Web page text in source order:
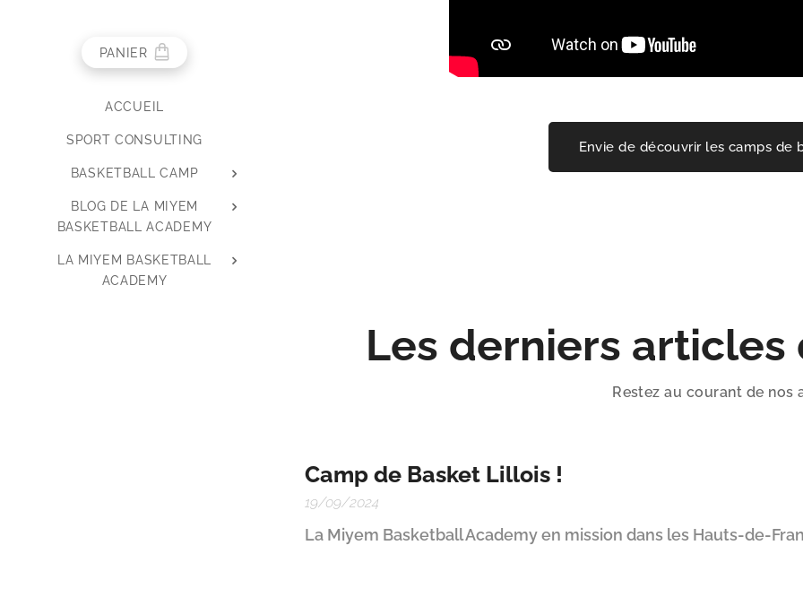
PANIER
ACCUEIL
SPORT CONSULTING
BASKETBALL CAMP
BLOG DE LA MIYEM
BASKETBALL ACADEMY
LA MIYEM BASKETBALL
ACADEMY
Envie de découvrir les camps de
Les derniers
Restez au courant de nos
Camp de Basket Lillois !
19/09/2024
La Miyem Basketball Academy en mission dans les Hauts-de-